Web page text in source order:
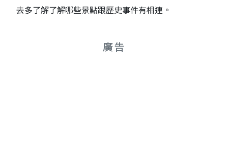
去多了解了解哪些景點跟歷史事件有相連。
廣告